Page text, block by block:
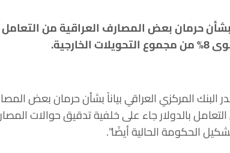
حرمان بعض المصارف العراقية من التعامل
.
البنك المركزي العراقي بياناً بشأن حرمان بعض
بالدولار جاء على خلفية تدقيق حوالات